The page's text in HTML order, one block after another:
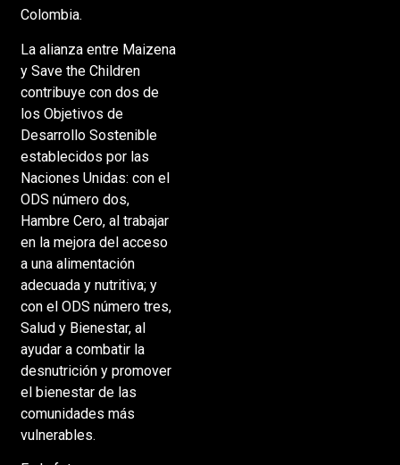
Colombia.
La alianza entre Maizena
y Save the Children
contribuye con dos de
los Objetivos de
Desarrollo Sostenible
establecidos por las
Naciones Unidas: con el
ODS número dos,
Hambre Cero, al trabajar
en la mejora del acceso
a una alimentación
adecuada y nutritiva; y
con el ODS número tres,
Salud y Bienestar, al
ayudar a combatir la
desnutrición y promover
el bienestar de las
comunidades más
vulnerables.